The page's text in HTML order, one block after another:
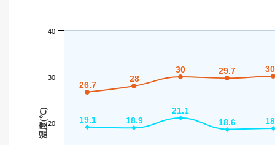
温度(℃)
26.7
26.7
28
28
30
30 29.7
29.7
19.1
19.1 18.9
18.9
21.1
21.1
18.6
18.6
20
30
40